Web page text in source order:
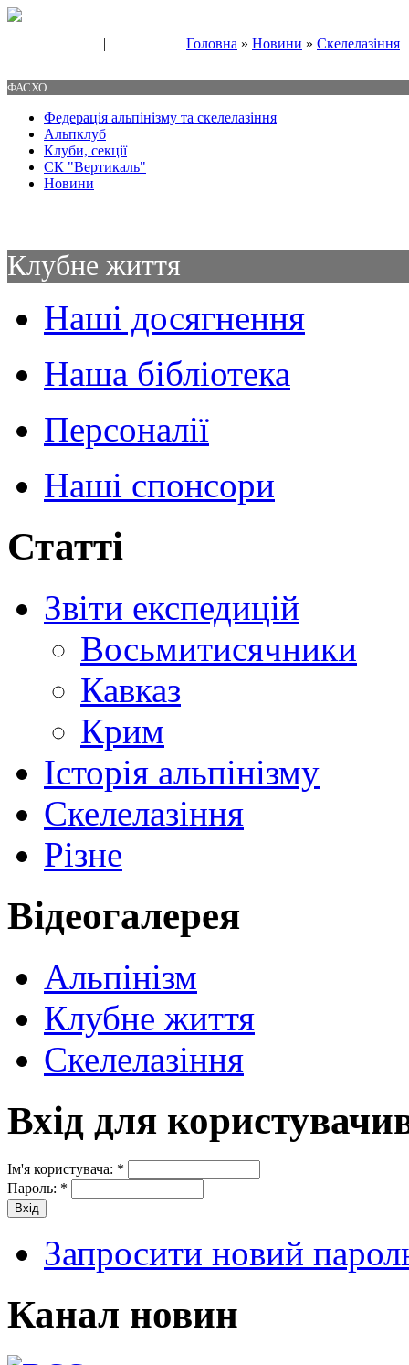
| Головна » Новини » Скелелазіння
ФАСХО
Федерація альпінізму та скелелазіння
Альпклуб
Клуби, секції
СК "Вертикаль"
Новини
Клубне життя
Наші досягнення
Наша бібліотека
Персоналії
Наші спонсори
Статті
Звіти експедицій
Восьмитисячники
Кавказ
Крим
Історія альпінізму
Скелелазіння
Різне
Відеогалерея
Альпінізм
Клубне життя
Скелелазіння
Вхід для
Ім'я користувача: *
Пароль: *
Запросити новий
Канал новин